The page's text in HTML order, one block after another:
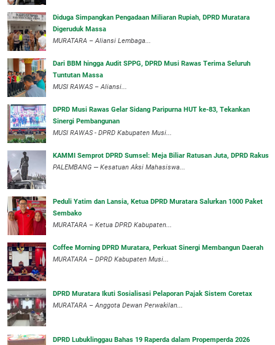
Diduga Simpangkan Pengadaan Miliaran Rupiah, DPRD Muratara
Digeruduk Massa
‎MURATARA – Aliansi Lembaga...
Dari BBM hingga Audit SPPG, DPRD Musi Rawas Terima Seluruh
Tuntutan Massa
MUSI RAWAS – Aliansi...
DPRD Musi Rawas Gelar Sidang Paripurna HUT ke-83, Tekankan
Sinergi Pembangunan
MUSI RAWAS - DPRD Kabupaten Musi...
KAMMI Semprot DPRD Sumsel: Meja Biliar Ratusan Juta, DPRD Rakus
PALEMBANG — Kesatuan Aksi Mahasiswa...
Peduli Yatim dan Lansia, Ketua DPRD Muratara Salurkan 1000 Paket
Sembako
MURATARA – Ketua DPRD Kabupaten...
Coffee Morning DPRD Muratara, Perkuat Sinergi Membangun Daerah
MURATARA – DPRD Kabupaten Musi...
DPRD Muratara Ikuti Sosialisasi Pelaporan Pajak Sistem Coretax
MURATARA – Anggota Dewan Perwakilan...
DPRD Lubuklinggau Bahas 19 Raperda dalam Propemperda 2026